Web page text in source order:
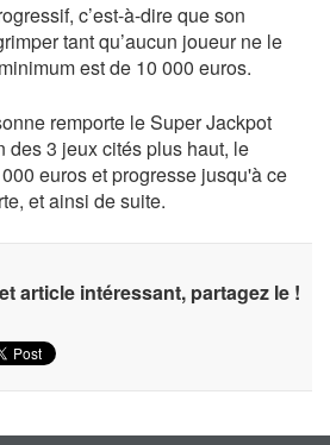
c’est-à-dire que son
tant qu’aucun joueur ne le
est de 10 000 euros.
remporte le Super Jackpot
des 3 jeux cités plus haut, le
euros et progresse jusqu'à ce
et ainsi de suite.
article intéressant, partagez le !